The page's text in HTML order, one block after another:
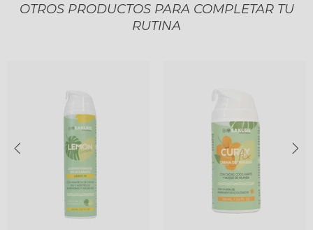
OTROS PRODUCTOS PARA COMPLETAR TU
RUTINA